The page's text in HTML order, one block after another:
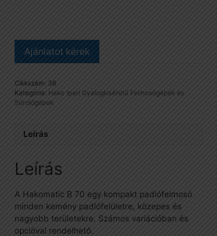
Ajánlatot kérek
Cikkszám: 36
Kategória: Hako Ipari Gyalogkiséretű Felmosógépek és
Súrológépek
Leírás
Leírás
A Hakomatic B 70 egy kompakt padlófelmosó
minden kemény padlófelületre, közepes és
nagyobb területekre. Számos variációban és
opcióval rendelhető.